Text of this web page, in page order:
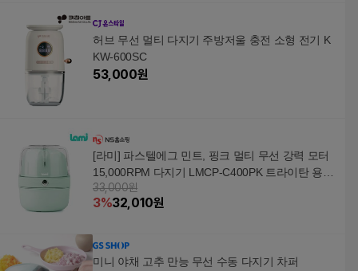
허브 무선 멀티 다지기 주방저울 충전 소형 전기 K
KW-600SC
53,000원
[라미] 파스텔에그 민트, 핑크 멀티 무선 강력 모터
15,000RPM 다지기 LMCP-C400PK 트라이탄 용기
스테인레스 칼날
33,000원
3%32,010원
미니 야채 고추 만능 무선 수동 다지기 차퍼